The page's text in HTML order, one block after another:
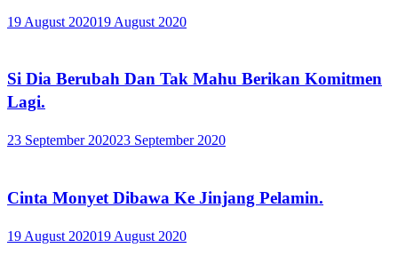
19 August 202019 August 2020
Si Dia Berubah Dan Tak Mahu Berikan Komitmen
Lagi.
23 September 202023 September 2020
Cinta Monyet Dibawa Ke Jinjang Pelamin.
19 August 202019 August 2020